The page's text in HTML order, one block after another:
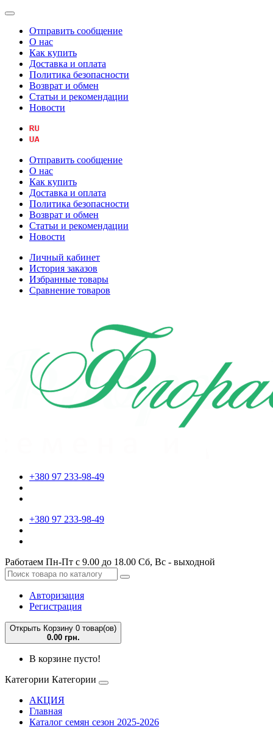
Отправить сообщение
О нас
Как купить
Доставка и оплата
Политика безопасности
Возврат и обмен
Статьи и рекомендации
Новости
Отправить сообщение
О нас
Как купить
Доставка и оплата
Политика безопасности
Возврат и обмен
Статьи и рекомендации
Новости
Личный кабинет
История заказов
Избранные товары
Сравнение товаров
+380 97 233-98-49
+380 97 233-98-49
Работаем Пн-Пт с 9.00 до 18.00 Сб, Вс - выходной
Авторизация
Регистрация
Открыть Корзину 0 товар(ов)
0.00 грн.
В корзине пусто!
Категории Категории
АКЦИЯ
Главная
Каталог семян сезон 2025-2026